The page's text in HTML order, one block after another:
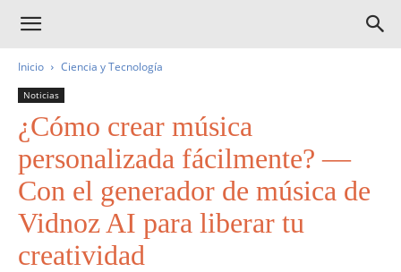
Inicio Ciencia y Tecnología
Noticias
¿Cómo crear música
personalizada fácilmente? —
Con el generador de música de
Vidnoz AI para liberar tu
creatividad